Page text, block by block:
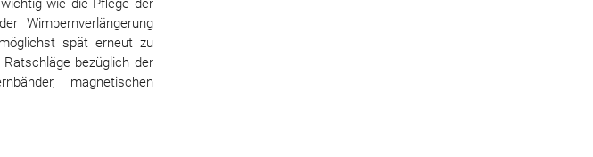
wie die Pflege der
Wimpernverlängerung
spät erneut zu
bezüglich der
magnetischen